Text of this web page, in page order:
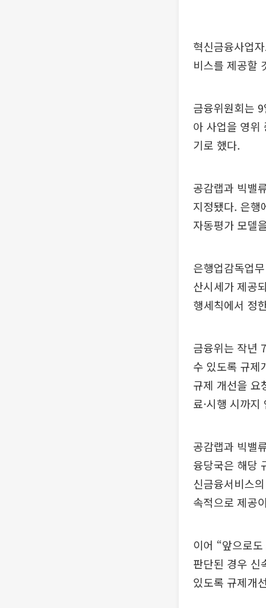
혁신금융사업
비스를 제공할
금융위원회는
아 사업을 영위
기로 했다.
공감랩과 빅밸
지정됐다. 은행
자동평가 모델
은행업감독업
산시세가 제공
행세칙에서 정
금융위는 작년
수 있도록 규제
규제 개선을 요
료·시행 시까지
공감랩과 빅밸
융당국은 해당
신금융서비스
속적으로 제공
이어 “앞으로
판단된 경우 신
있도록 규제개